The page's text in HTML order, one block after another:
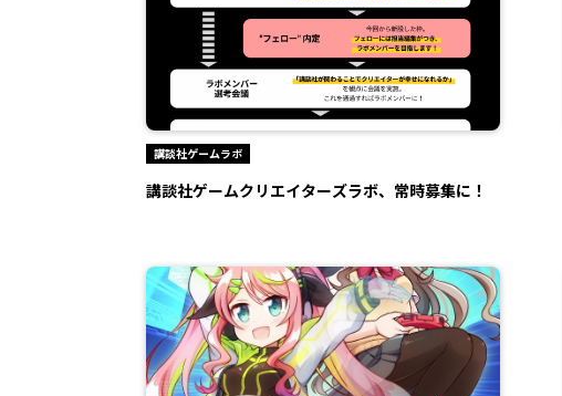
講談社ゲームラボ
講談社ゲームクリエイターズラボ、常時募集に！